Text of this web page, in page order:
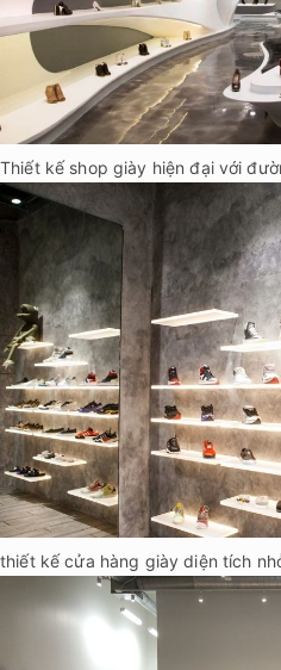
Thiết kế shop giày hiện đại với
thiết kế cửa hàng giày diện tích